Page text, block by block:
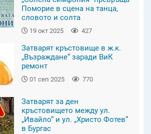
Поморие в сцена на танца,
словото и солта
19 окт 2025 427
Затварят кръстовище в ж.к.
„Възраждане“ заради ВиК
ремонт
01 сеп 2025 770
Затварят за ден
кръстовището между ул.
„Ивайло“ и ул. „Христо Фотев“
в Бургас